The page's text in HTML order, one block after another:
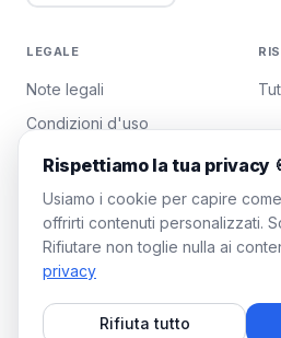
LEGALE
Note legali
Condizioni d'uso
Politica sulla privacy
Gestisci i cookie
WAALAXY
Piano Team
Rispettiamo la tua privacy
Usiamo i cookie per capire
offrirti contenuti personalizzati.
Rifiutare non toglie nulla ai
privacy
Rifiuta tutto